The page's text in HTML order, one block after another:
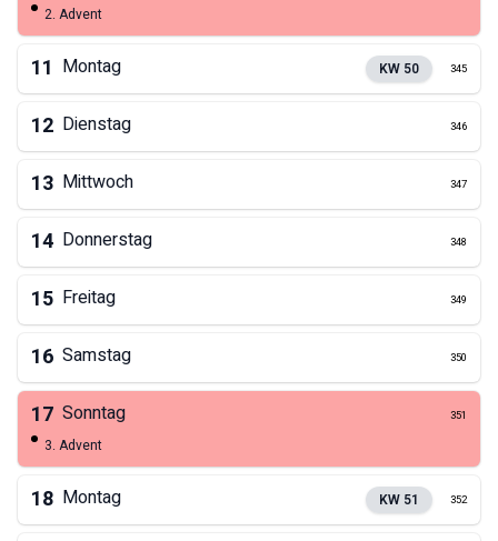
2. Advent
11 Montag KW 50 345
12 Dienstag 346
13 Mittwoch 347
14 Donnerstag 348
15 Freitag 349
16 Samstag 350
17 Sonntag 351
3. Advent
18 Montag KW 51 352